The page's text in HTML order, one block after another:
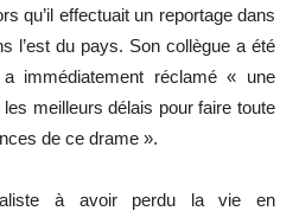
qu’il effectuait un reportage dans
l’est du pays. Son collègue a été
immédiatement réclamé « une
meilleurs délais pour faire toute
de ce drame ».
à avoir perdu la vie en